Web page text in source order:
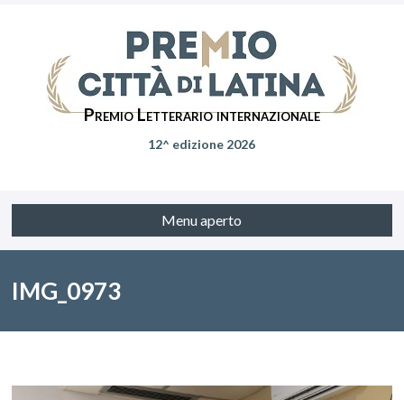
Premio Letterario internazionale
12^ edizione 2026
Menu aperto
IMG_0973